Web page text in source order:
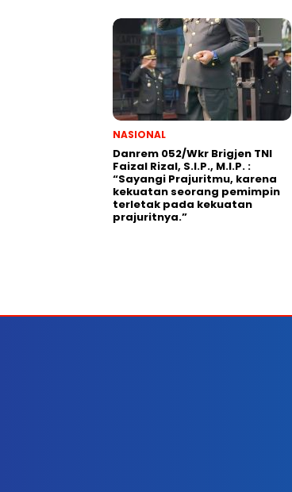
NASIONAL
Danrem 052/Wkr Brigjen TNI
Faizal Rizal, S.I.P., M.I.P. :
“Sayangi Prajuritmu, karena
kekuatan seorang pemimpin
terletak pada kekuatan
prajuritnya.”